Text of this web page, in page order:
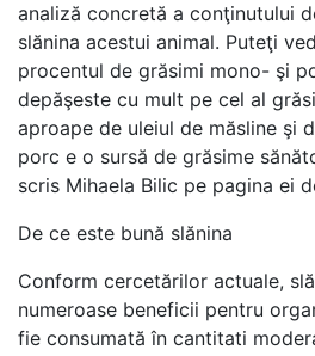
analiză concretă a conţinutului
slănina acestui animal. Puteţi
procentul de grăsimi mono- şi
depăşeste cu mult pe cel al
aproape de uleiul de măsline şi
porc e o sursă de grăsime
scris Mihaela Bilic pe pagina ei
De ce este bună slănina
Conform cercetărilor actuale,
numeroase beneficii pentru
fie consumată în cantitati